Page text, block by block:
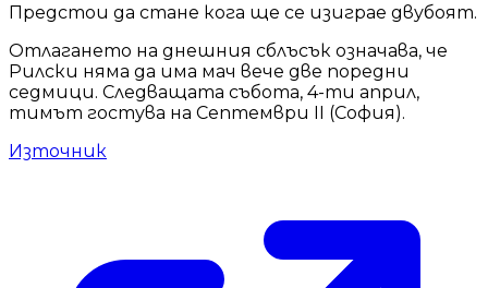
Предстои да стане кога ще се изиграе двубоят.
Отлагането на днешния сблъсък означава, че
Рилски няма да има мач вече две поредни
седмици. Следващата събота, 4-ти април,
тимът гостува на Септември II (София).
Източник